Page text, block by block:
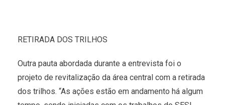
RETIRADA DOS TRILHOS
Outra pauta abordada durante a entrevista foi o
projeto de revitalização da área central com a retirada
dos trilhos. “As ações estão em andamento há algum